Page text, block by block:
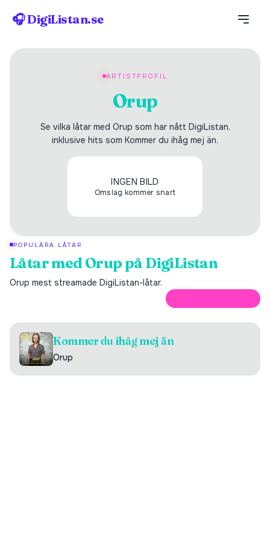
🎧 DigiListan.se
ARTISTPROFIL
Orup
Se vilka låtar med Orup som har nått DigiListan,
inklusive hits som Kommer du ihåg mej än.
INGEN BILD
Omslag kommer snart
POPULÄRA LÅTAR
Låtar medOrup på DigiListan
Orup mest streamade DigiListan-låtar.
Kommer du ihåg mej än
Orup